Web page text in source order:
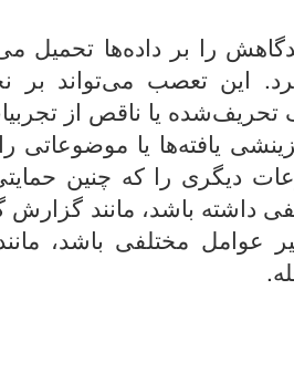
را بر داده‌ها تحمیل
این تعصب می‌تواند
تحریف‌شده یا ناقص از
یافته‌ها یا موضوعاتی
دیگری را که چنین
باشد، مانند گزارش
مختلفی باشد،